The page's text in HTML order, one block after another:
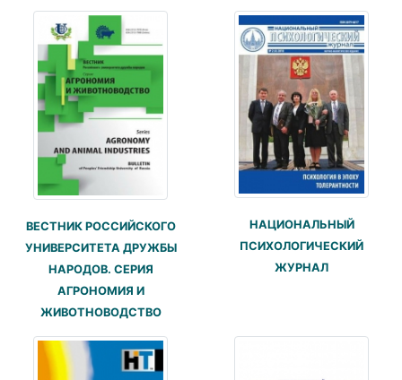
ВЕСТНИК РОССИЙСКОГО
УНИВЕРСИТЕТА ДРУЖБЫ
НАРОДОВ. СЕРИЯ
АГРОНОМИЯ И
ЖИВОТНОВОДСТВО
НАЦИОНАЛЬНЫЙ
ПСИХОЛОГИЧЕСКИЙ
ЖУРНАЛ